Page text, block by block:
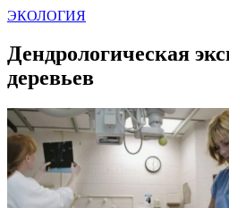
ЭКОЛОГИЯ
Дендрологическая
деревьев